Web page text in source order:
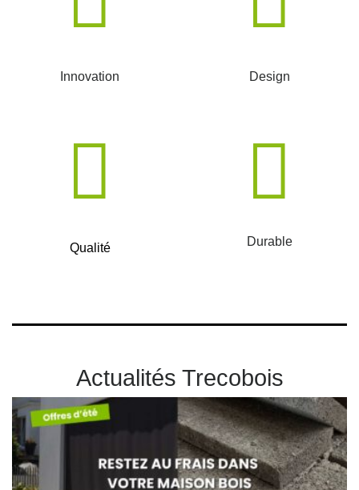
Innovation Design
Qualité Durable
Actualités Trecobois